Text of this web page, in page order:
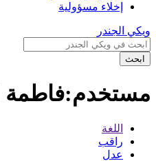
إخلاء مسؤولية
ويكي الجندر
ابحث
مستخدم:فاطمة
اللغة
راقب
عدل